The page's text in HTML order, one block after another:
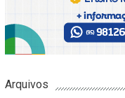
Arquivos